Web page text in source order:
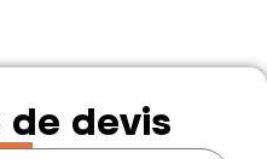
de devis